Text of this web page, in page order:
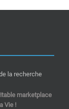
marketplace
Vie !